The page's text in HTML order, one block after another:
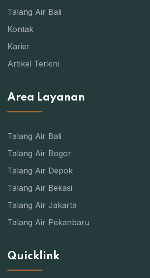
Talang Air Bali
Kontak
Karier
Artikel Terkini
Area Layanan
Talang Air Bali
Talang Air Bogor
Talang Air Depok
Talang Air Bekasi
Talang Air Jakarta
Talang Air Pekanbaru
Quicklink